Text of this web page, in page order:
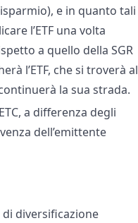
e in quanto tali
l’ETF una volta
a quello della SGR
l’ETF, che si troverà al
la sua strada.
a differenza degli
dell’emittente
diversificazione